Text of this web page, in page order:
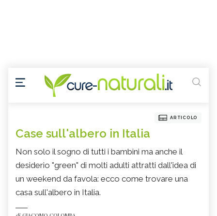
ARTICOLO
Case sull'albero in Italia
Non solo il sogno di tutti i bambini ma anche il
desiderio "green" di molti adulti attratti dall'idea di
un weekend da favola: ecco come trovare una
casa sull'albero in Italia.